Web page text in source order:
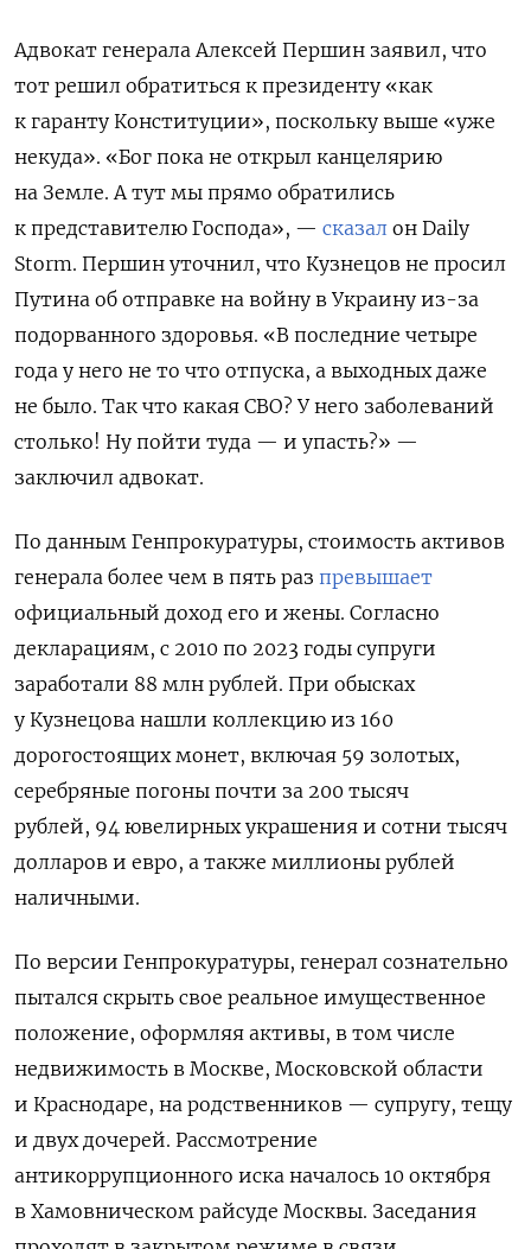
Адвокат генерала Алексей Першин заявил, что
тот решил обратиться к президенту «как
к гаранту Конституции», поскольку выше «уже
некуда». «Бог пока не открыл канцелярию
на Земле. А тут мы прямо обратились
к представителю Господа», — сказал он Daily
Storm. Першин уточнил, что Кузнецов не просил
Путина об отправке на войну в Украину из-за
подорванного здоровья. «В последние четыре
года у него не то что отпуска, а выходных даже
не было. Так что какая СВО? У него заболеваний
столько! Ну пойти туда — и упасть?» —
заключил адвокат.
По данным Генпрокуратуры, стоимость активов
генерала более чем в пять раз превышает
официальный доход его и жены. Согласно
декларациям, с 2010 по 2023 годы супруги
заработали 88 млн рублей. При обысках
у Кузнецова нашли коллекцию из 160
дорогостоящих монет, включая 59 золотых,
серебряные погоны почти за 200 тысяч
рублей, 94 ювелирных украшения и сотни тысяч
долларов и евро, а также миллионы рублей
наличными.
По версии Генпрокуратуры, генерал сознательно
пытался скрыть свое реальное имущественное
положение, оформляя активы, в том числе
недвижимость в Москве, Московской области
и Краснодаре, на родственников — супругу, тещу
и двух дочерей. Рассмотрение
антикоррупционного иска началось 10 октября
в Хамовническом райсуде Москвы. Заседания